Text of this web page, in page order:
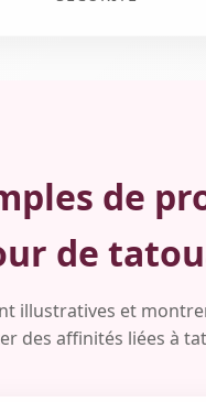
de
de
illustratives et
des affinités liées à